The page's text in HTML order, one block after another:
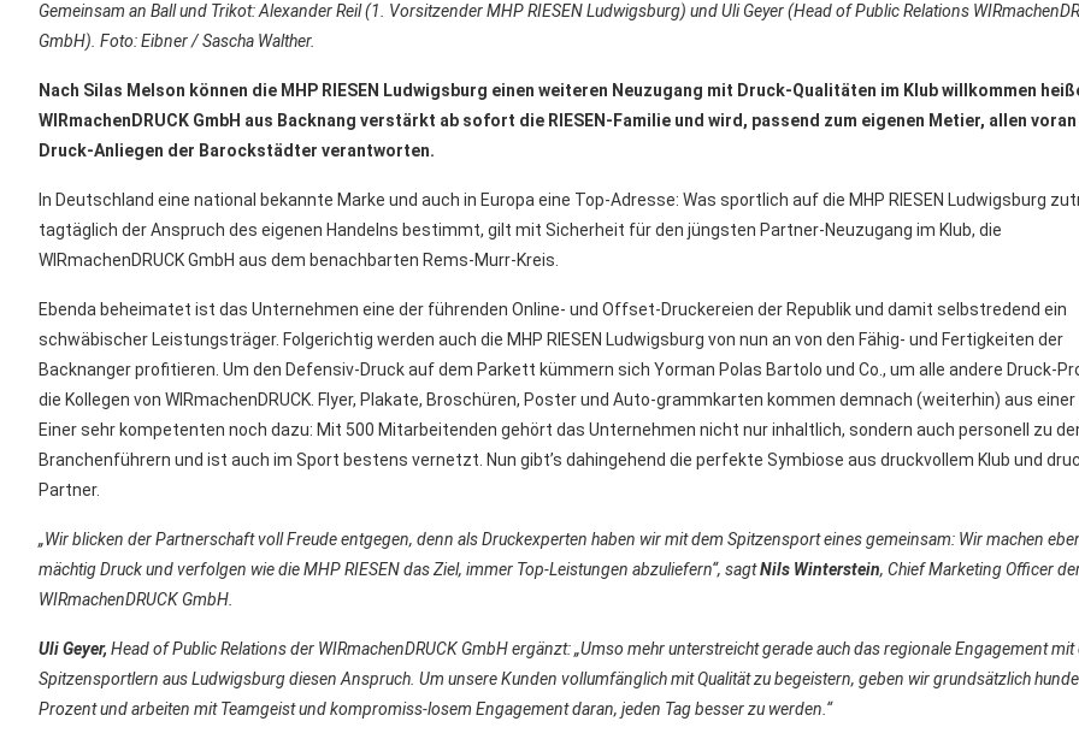
Gemeinsam an Ball und Trikot: Alexander Reil (1. Vorsitzender MHP RIESEN Ludwigsburg) undUli Geyer (Head of Public Relations
GmbH). Foto: Eibner / Sascha Walther.
Nach Silas Melson können die MHP RIESEN Ludwigsburg einen weiteren Neuzugang mit Druck-Qualitäten im Klub willkommen
WIRmachenDRUCK GmbH aus Backnang verstärkt ab sofort die RIESEN-Familie und wird, passend zum eigenen Metier, allen
Druck-Anliegen der Barockstädter verantworten.
In Deutschland eine national bekannte Marke und auch in Europa eine Top-Adresse: Was sportlich auf die MHP RIESEN Ludwigsburg
tagtäglich der Anspruch des eigenen Handelns bestimmt, gilt mit Sicherheit für den jüngsten Partner-Neuzugang im Klub, die
WIRmachenDRUCK GmbH aus dem benachbarten Rems-Murr-Kreis.
Ebenda beheimatet ist das Unternehmen eine der führenden Online- und Offset-Druckereien der Republik und damit selbstredend ein
schwäbischer Leistungsträger. Folgerichtig werden auch die MHP RIESEN Ludwigsburg von nun an von den Fähig- und Fertigkeiten der
Backnanger profitieren. Um den Defensiv-Druck auf dem Parkett kümmern sich Yorman Polas Bartolo und Co., um alle andere Druck-
die Kollegen von WIRmachenDRUCK. Flyer, Plakate, Broschüren, Poster und Auto-grammkarten kommen demnach (weiterhin) aus einer
Einer sehr kompetenten noch dazu: Mit 500 Mitarbeitenden gehört das Unternehmen nicht nur inhaltlich, sondern auch personell zu
Branchenführern und ist auch im Sport bestens vernetzt. Nun gibt’s dahingehend die perfekte Symbiose aus druckvollem Klub und
Partner.
„Wir blicken der Partnerschaft voll Freude entgegen, denn als Druckexperten haben wir mit dem Spitzensport eines gemeinsam: Wir machen
mächtig Druck und verfolgen wie die MHP RIESEN das Ziel, immer Top-Leistungen abzuliefern“, sagtNils Winterstein, Chief Marketing Officer
WIRmachenDRUCK GmbH.
Uli Geyer, Head of Public Relations der WIRmachenDRUCK GmbH ergänzt: „Umso mehr unterstreicht gerade auch das regionale Engagement mit
Spitzensportlern aus Ludwigsburg diesen Anspruch. Um unsere Kunden vollumfänglich mit Qualität zu begeistern, geben wir grundsätzlich
Prozent und arbeiten mit Teamgeist und kompromiss-losem Engagement daran, jeden Tag besser zu werden.“